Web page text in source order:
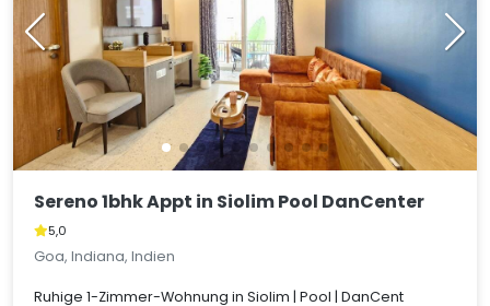
Sereno 1bhk Appt in Siolim Pool DanCenter
5,0
Goa, Indiana, Indien
Ruhige 1-Zimmer-Wohnung in Siolim | Pool | DanCent